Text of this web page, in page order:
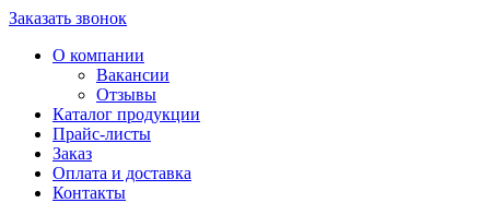
Заказать звонок
О компании
Вакансии
Отзывы
Каталог продукции
Прайс-листы
Заказ
Оплата и доставка
Контакты